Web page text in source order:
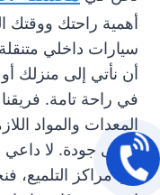
أهمية راحتك ووقتك
سيارات داخلي
أن نأتي إلى منزلك
في راحة تامة.
المعدات والمواد
بأعلى جودة. لا داعي
في مراكز التلميع،